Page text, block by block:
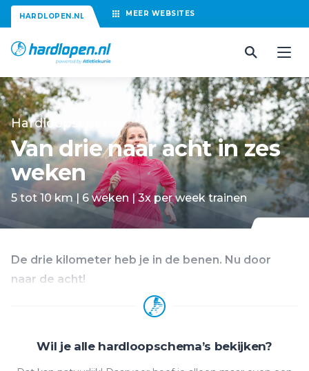
HARDLOPEN.NL MEER WEBSITES
Hardloopschema
Van drie naar acht in zes
weken
5 tot 10 km | 6 weken | 3x per week trainen
De drie kilometer heb je in de benen. Nu door
naar de acht!
Wil je alle hardloopschema’s bekijken?